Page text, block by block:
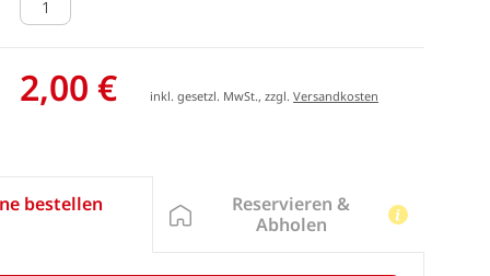
2,00 € inkl. gesetzl. MwSt., zzgl.Versandkosten
bestellen
Reservieren &
Abholen